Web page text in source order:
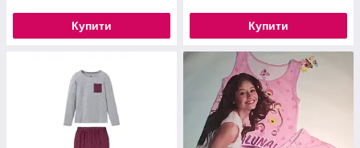
Купити Купити